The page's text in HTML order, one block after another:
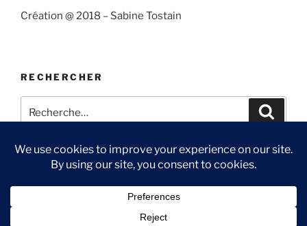
Création @ 2018 – Sabine Tostain
RECHERCHER
pour
Suivre
Me
Ma
Contact